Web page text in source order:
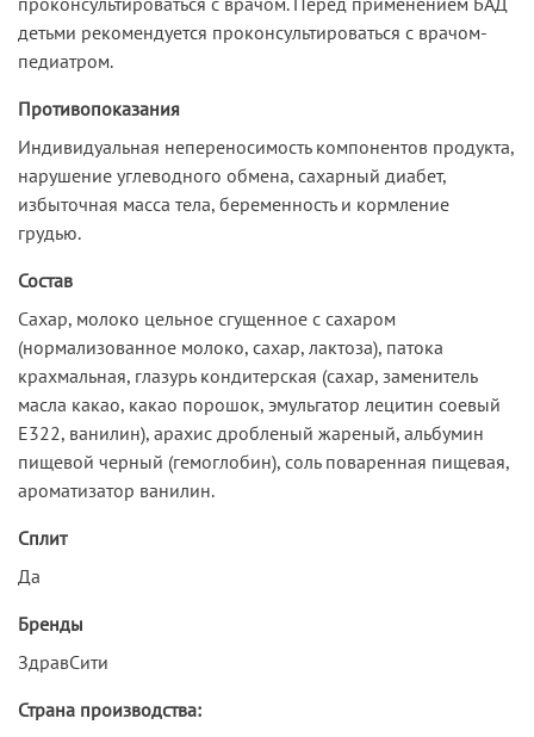
детьми рекомендуется проконсультироваться с врачом-
педиатром.
Противопоказания
Индивидуальная непереносимость компонентов продукта,
нарушение углеводного обмена, сахарный диабет,
избыточная масса тела, беременность и кормление
грудью.
Состав
Сахар, молоко цельное сгущенное с сахаром
(нормализованное молоко, сахар, лактоза), патока
крахмальная, глазурь кондитерская (сахар, заменитель
масла какао, какао порошок, эмульгатор лецитин соевый
Е322, ванилин), арахис дробленый жареный, альбумин
пищевой черный (гемоглобин), соль поваренная пищевая,
ароматизатор ванилин.
Сплит
Да
Бренды
ЗдравСити
Страна производства: